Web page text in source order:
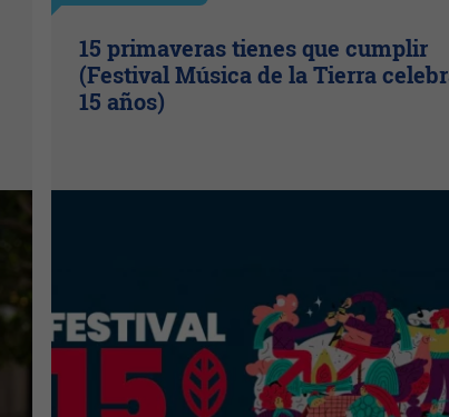
15 primaveras tienes que cumplir
(Festival Música de la Tierra
15 años)